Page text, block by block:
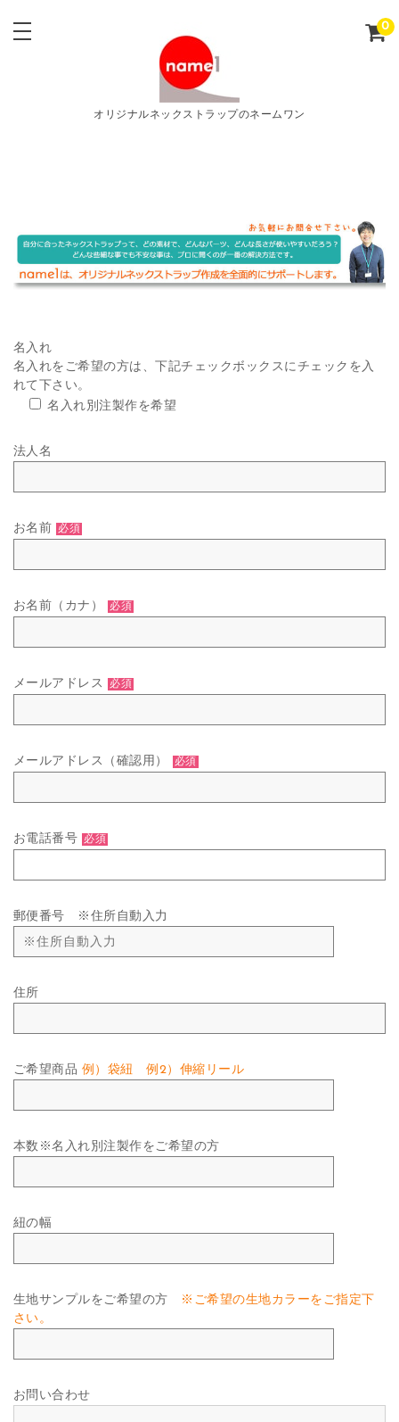
オリジナルネックストラップのネームワン
0
名入れ
名入れをご希望の方は、下記チェックボックスにチェックを入
れて下さい。
名入れ別注製作を希望
法人名
お名前 必須
お名前（カナ） 必須
メールアドレス 必須
メールアドレス（確認用） 必須
お電話番号 必須
郵便番号 ※住所自動入力
住所
ご希望商品 例）袋紐 例2）伸縮リール
本数※名入れ別注製作をご希望の方
紐の幅
生地サンプルをご希望の方 ※ご希望の生地カラーをご指定下
さい。
お問い合わせ